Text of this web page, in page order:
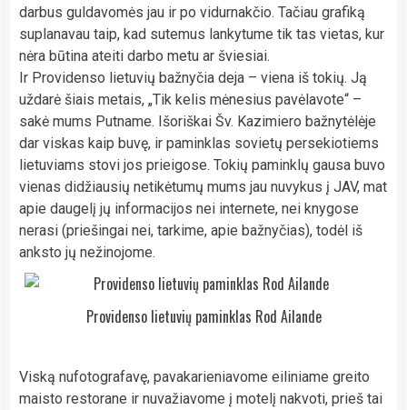
darbus guldavomės jau ir po vidurnakčio. Tačiau grafiką
suplanavau taip, kad sutemus lankytume tik tas vietas, kur
nėra būtina ateiti darbo metu ar šviesiai.
Ir Providenso lietuvių bažnyčia deja – viena iš tokių. Ją
uždarė šiais metais, „Tik kelis mėnesius pavėlavote“ –
sakė mums Putname. Išoriškai Šv. Kazimiero bažnytėlėje
dar viskas kaip buvę, ir paminklas sovietų persekiotiems
lietuviams stovi jos prieigose. Tokių paminklų gausa buvo
vienas didžiausių netikėtumų mums jau nuvykus į JAV, mat
apie daugelį jų informacijos nei internete, nei knygose
nerasi (priešingai nei, tarkime, apie bažnyčias), todėl iš
anksto jų nežinojome.
Providenso lietuvių paminklas Rod Ailande
Viską nufotografavę, pavakarieniavome eiliniame greito
maisto restorane ir nuvažiavome į motelį nakvoti, prieš tai